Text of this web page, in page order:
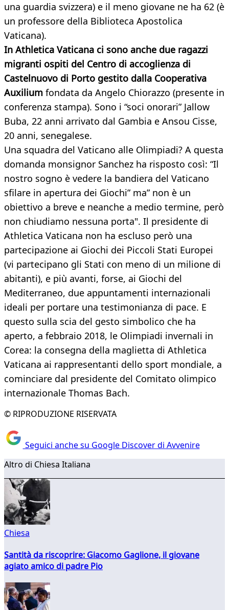
una guardia svizzera) e il meno giovane ne ha 62 (è
un professore della Biblioteca Apostolica
Vaticana).
In Athletica Vaticana ci sono anche due ragazzi
migranti ospiti del Centro di accoglienza di
Castelnuovo di Porto gestito dalla Cooperativa
Auxilium fondata da Angelo Chiorazzo (presente in
conferenza stampa). Sono i “soci onorari” Jallow
Buba, 22 anni arrivato dal Gambia e Ansou Cisse,
20 anni, senegalese.
Una squadra del Vaticano alle Olimpiadi? A questa
domanda monsignor Sanchez ha risposto così: “Il
nostro sogno è vedere la bandiera del Vaticano
sfilare in apertura dei Giochi” ma” non è un
obiettivo a breve e neanche a medio termine, però
non chiudiamo nessuna porta". Il presidente di
Athletica Vaticana non ha escluso però una
partecipazione ai Giochi dei Piccoli Stati Europei
(vi partecipano gli Stati con meno di un milione di
abitanti), e più avanti, forse, ai Giochi del
Mediterraneo, due appuntamenti internazionali
ideali per portare una testimonianza di pace. E
questo sulla scia del gesto simbolico che ha
aperto, a febbraio 2018, le Olimpiadi invernali in
Corea: la consegna della maglietta di Athletica
Vaticana ai rappresentanti dello sport mondiale, a
cominciare dal presidente del Comitato olimpico
internazionale Thomas Bach.
© RIPRODUZIONE RISERVATA
Seguici anche su Google Discover di Avvenire
Altro di Chiesa Italiana
Chiesa
Santità da riscoprire: Giacomo Gaglione, il giovane
agiato amico di padre Pio